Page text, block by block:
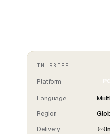
IN BRIEF
Platform PC
Language
Region
Delivery